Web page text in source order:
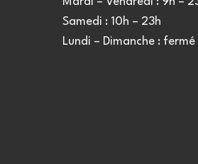
Samedi : 10h – 23h
Lundi – Dimanche : fermé